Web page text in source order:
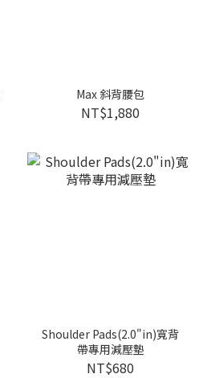
Max 斜背腰包
NT$1,880
Shoulder Pads(2.0"in)寬背
帶專用減壓墊
NT$680